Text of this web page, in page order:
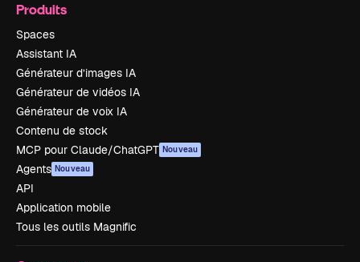
Produits
Spaces
Assistant IA
Générateur d’images IA
Générateur de vidéos IA
Générateur de voix IA
Contenu de stock
MCP pour Claude/ChatGPT Nouveau
Agents Nouveau
API
Application mobile
Tous les outils Magnific